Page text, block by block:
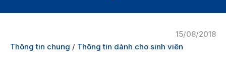
15/08/2018
Thông tin chung / Thông tin dành cho sinh viên